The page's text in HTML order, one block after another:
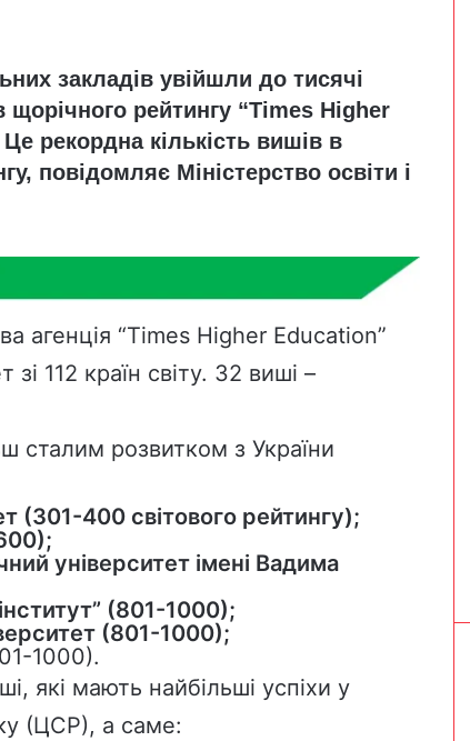
закладів увійшли до тисячі
щорічного рейтингу “Times Higher
рекордна кількість вишів в
повідомляє Міністерство освіти і
агенція “Times Higher Education”
112 країн світу. 32 виші –
сталим розвитком з України
(301-400 світового рейтингу);
університет імені Вадима
(801-1000);
(801-1000);
1000).
які мають найбільші успіхи у
(ЦСР), а саме: